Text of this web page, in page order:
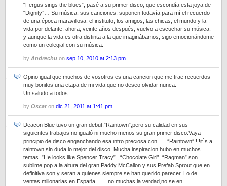
“Fergus sings the blues”, pasé a su primer disco, que escondía esta joya de
“Dignity”… Su música, sus canciones, suponen todavía para mí el recuerdo
de una época maravillosa: el instituto, los amigos, las chicas, el mundo y la
vida por delante; ahora, veinte años después, vuelvo a escuchar su música,
y aunque la vida es otra distinta a la que imaginábamos, sigo emocionándome
como un colegial con su música.
by Andrechu on sep 10, 2010 at 2:13 pm
Opino igual que muchos de vosotros es una cancion que me trae recuerdos
muy bonitos una etapa de mi vida que no deseo olvidar nunca.
Un saludo a todos
by Oscaron dic 21, 2011 at 1:41 pm
Deacon Blue tuvo un gran debut,”Raintown”,pero su calidad en sus
siguientes trabajos no igualó ni mucho menos su gran primer disco.Vaya
principio de disco enganchando esa intro preciosa con …..”Raintown”!!!!it´s a
raintown,sin duda lo mejor del disco. Mucha inspiracion hubo en muchos
temas..”He looks like Spencer Tracy” , “Chocolate Girl”, “Ragman” son
sublime pop a la altura del gran Paddy McCallon y sus Prefab Sprout que en
definitiva son y seran a quienes siempre se han querido parecer. Lo de
ventas millonarias en España…… no muchas,la verdad,no se en